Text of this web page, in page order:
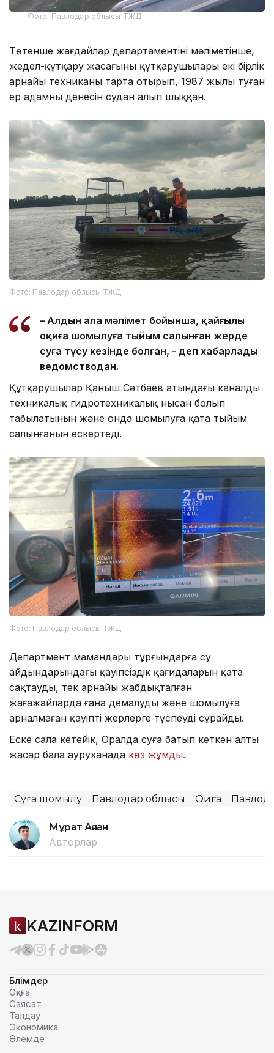
Фото: Павлодар облысы ТЖД
Төтенше жағдайлар департаментінің мәліметінше,
жедел-құтқару жасағының құтқарушылары екі бірлік
арнайы техниканы тарта отырып, 1987 жылы туған
ер адамның денесін судан алып шыққан.
Фото: Павлодар облысы ТЖД
– Алдын ала мәлімет бойынша, қайғылы
оқиға шомылуға тыйым салынған жерде
суға түсу кезінде болған, - деп хабарлады
ведомстводан.
Құтқарушылар Қаныш Сәтбаев атындағы каналдың
техникалық гидротехникалық нысан болып
табылатынын және онда шомылуға қатаң тыйым
салынғанын ескертеді.
Фото: Павлодар облысы ТЖД
Департмент мамандары тұрғындарға су
айдындарындағы қауіпсіздік қағидаларын қатаң
сақтауды, тек арнайы жабдықталған
жағажайларда ғана демалуды және шомылуға
арналмаған қауіпті жерлерге түспеуді сұрайды.
Еске сала кетейік, Оралда суға батып кеткен алты
жасар бала ауруханада көз жұмды.
Суға шомылу Павлодар облысы Оқиға
Мұрат Аяған
Авторлар
KAZINFORM
Бөлімдер
Оқиға
Саясат
Талдау
Экономика
Әлемде